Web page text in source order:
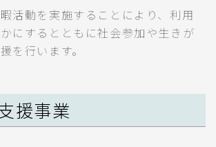
活動を実施することにより、利用
にするとともに社会参加や生きが
を行います。
援事業